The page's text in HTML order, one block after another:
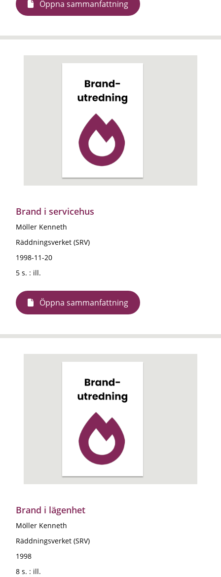
Öppna sammanfattning
Brand i servicehus
Möller Kenneth
Räddningsverket (SRV)
1998-11-20
5 s. : ill.
Öppna sammanfattning
Brand i lägenhet
Möller Kenneth
Räddningsverket (SRV)
1998
8 s. : ill.